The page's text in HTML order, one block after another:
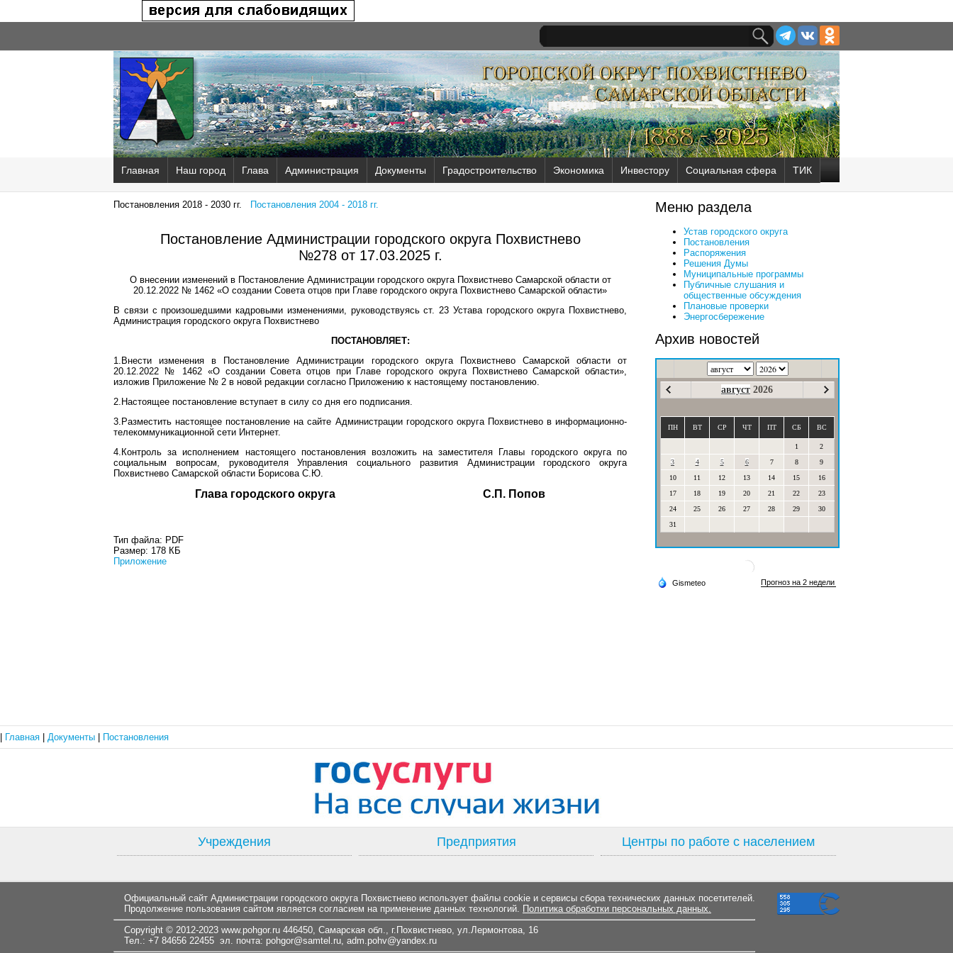
Главная Наш город Глава Администрация Документы Градостроительство Экономика Инвестору Социальная сфера ТИК
Постановления 2018 - 2030 гг. Постановления 2004 - 2018 гг.
Постановление Администрации городского округа Похвистнево
№278 от 17.03.2025 г.
О внесении изменений в Постановление Администрации городского округа Похвистнево Самарской области от
20.12.2022 № 1462 «О создании Совета отцов при Главе городского округа Похвистнево Самарской области»
В связи с произошедшими кадровыми изменениями, руководствуясь ст. 23 Устава городского округа Похвистнево,
Администрация городского округа Похвистнево
ПОСТАНОВЛЯЕТ:
1.Внести изменения в Постановление Администрации городского округа Похвистнево Самарской области от
20.12.2022 № 1462 «О создании Совета отцов при Главе городского округа Похвистнево Самарской области»,
изложив Приложение № 2 в новой редакции согласно Приложению к настоящему постановлению.
2.Настоящее постановление вступает в силу со дня его подписания.
3.Разместить настоящее постановление на сайте Администрации городского округа Похвистнево в информационно-
телекоммуникационной сети Интернет.
4.Контроль за исполнением настоящего постановления возложить на заместителя Главы городского округа по
социальным вопросам, руководителя Управления социального развития Администрации городского округа
Похвистнево Самарской области Борисова С.Ю.
Глава городского округа С.П. Попов
Тип файла: PDF
Размер: 178 КБ
Приложение
Меню раздела
Устав городского округа
Постановления
Распоряжения
Решения Думы
Муниципальные программы
Публичные слушания и
общественные обсуждения
Плановые проверки
Энергосбережение
Архив новостей
август 2026
ПН ВТ СР ЧТ ПТ СБ ВС
1
2
3
4 5 6 7 8
9
10
11 12 13 14 15
16
17
18 19 20 21 22
23
24
25 26 27 28 29
30
31
Главная Документы Постановления
Учреждения Предприятия Центры по работе с населением
Официальный сайт Администрации городского округа Похвистнево использует файлы cookie и сервисы сбора технических данных посетителей.
Продолжение пользования сайтом является согласием на применение данных технологий. Политика обработки персональных данных.
Copyright © 2012-2023 www.pohgor.ru 446450, Самарская обл., г.Похвистнево, ул.Лермонтова, 16
Тел.: +7 84656 22455 эл. почта: pohgor@samtel.ru, adm.pohv@yandex.ru